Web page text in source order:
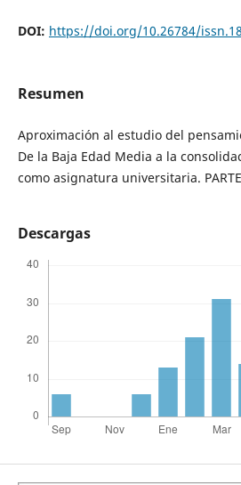
DOI: https://doi.org/10.26784/
Resumen
Aproximación al estudio del
De la Baja Edad Media a la
como asignatura universitaria.
Descargas